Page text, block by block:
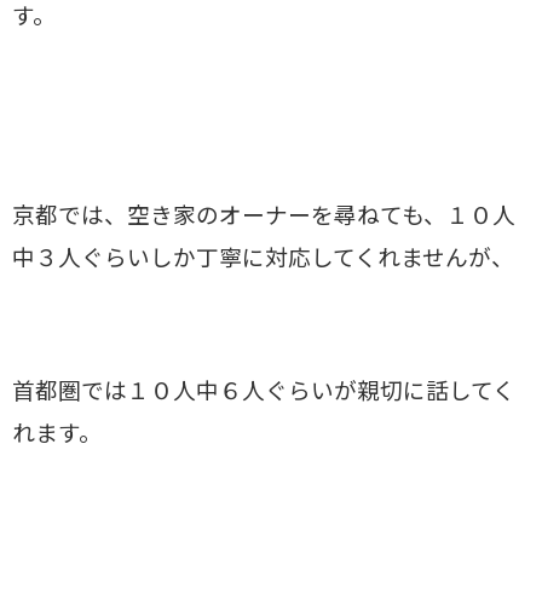
す。
京都では、空き家のオーナーを尋ねても、１０人
中３人ぐらいしか丁寧に対応してくれませんが、
首都圏では１０人中６人ぐらいが親切に話してく
れます。